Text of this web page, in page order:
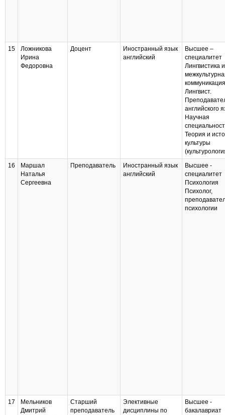
15
Ложникова
Ирина
Федоровна
Доцент
Иностранный язык
английский
Высшее –
специалитет
Лингвистика и
коммуникация
Лингвист.
английского
Научная
Теория и
культуры
16
Маршал
Наталья
Сергеевна
Преподаватель
Иностранный язык
английский
Высшее -
специалитет
Психология
Психолог,
психологии
17
Мельников
Дмитрий
Старший
преподаватель
Элективные
дисциплины по
Высшее -
бакалавриат